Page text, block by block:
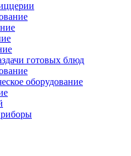
готовых блюд
оборудование